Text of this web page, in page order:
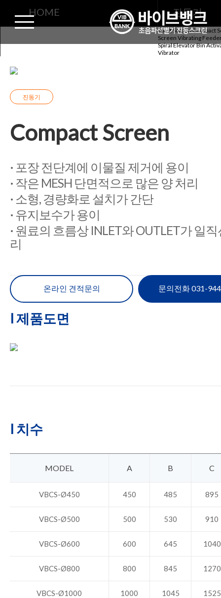
HOME 진동기
Compact Screen
Twist ScreenCompact
Screen Vibrating
Spiral ElevatorBin
Vibrator
진동기
Compact Screen
· 포장 전단계에 이물질 제거에 용이
· 작은 MESH 단면적으로 많은 양 처리
· 소형, 경량화로 설치가 간단
· 유지보수가 용이
· 원료의 흐름상 INLET와 OUTLET가 일
리
온라인 견적문의 문의전화 031-
I 제품도면
I 치수
MODEL A B C
VBCS-Ø450 450 485 895
VBCS-Ø500 500 530 910
VBCS-Ø600 600 645 1040
VBCS-Ø800 800 845 1270
VBCS-Ø1000 1000 1045 1525